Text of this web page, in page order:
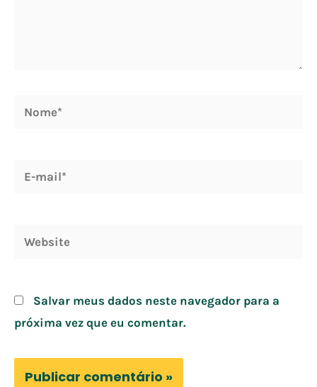
Nome*
Website
Salvar meus dados neste navegador para a
próxima vez que eu comentar.